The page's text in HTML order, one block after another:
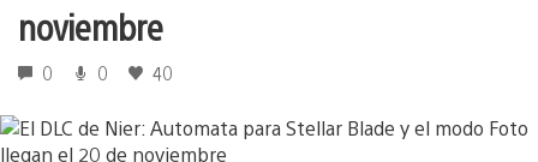
noviembre
0 0 40